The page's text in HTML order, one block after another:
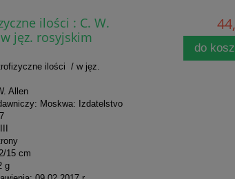
ilości : C. W.
jęz. rosyjskim
ilości / w jęz.
Allen
Moskwa: Izdatelstvo
15 cm
g
do